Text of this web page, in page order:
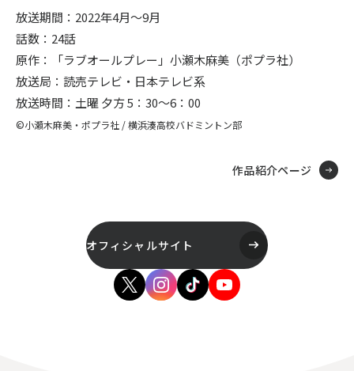
放送期間：2022年4月～9月
話数：24話
原作：「ラブオールプレー」小瀬木麻美（ポプラ社）
放送局：読売テレビ・日本テレビ系
放送時間：土曜 夕方 5：30～6：00
©小瀬木麻美・ポプラ社 / 横浜湊高校バドミントン部
作品紹介ページ
オフィシャルサイト